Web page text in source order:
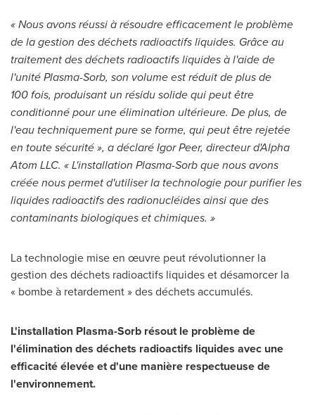
« Nous avons réussi à résoudre efficacement le problème
de la gestion des déchets radioactifs liquides. Grâce au
traitement des déchets radioactifs liquides à l'aide de
l'unité Plasma-Sorb, son volume est réduit de plus de
100 fois, produisant un résidu solide qui peut être
conditionné pour une élimination ultérieure. De plus, de
l'eau techniquement pure se forme, qui peut être rejetée
en toute sécurité », a déclaréIgor Peer, directeur d'Alpha
Atom LLC. « L'installation Plasma-Sorb que nous avons
créée nous permet d'utiliser la technologie pour purifier les
liquides radioactifs des radionucléides ainsi que des
contaminants biologiques et chimiques. »
La technologie mise en œuvre peut révolutionner la
gestion des déchets radioactifs liquides et désamorcer la
« bombe à retardement » des déchets accumulés.
L'installation Plasma-Sorb résout le problème de
l'élimination des déchets radioactifs liquides avec une
efficacité élevée et d'une manière respectueuse de
l'environnement.